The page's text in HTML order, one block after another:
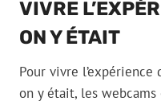
VIVRE
ON Y ÉTAIT
Pour vivre
on y était, les